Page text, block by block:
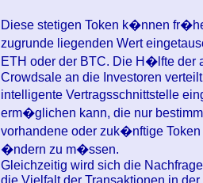
Diese stetigen Token k�nnen
zugrunde liegenden Wert
ETH oder der BTC. Die H�lfte der
Crowdsale an die Investoren
intelligente Vertragsschnittstelle
erm�glichen kann, die nur
vorhandene oder zuk�nftige
�ndern zu m�ssen.
Gleichzeitig wird sich die
die Vielfalt der Transaktionen in